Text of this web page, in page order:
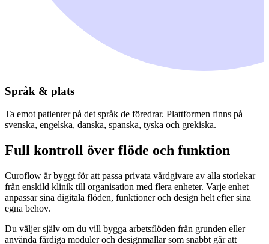
Språk & plats
Ta emot patienter på det språk de föredrar. Plattformen finns på
svenska, engelska, danska, spanska, tyska och grekiska.
Full kontroll över flöde och funktion
Curoflow är byggt för att passa privata vårdgivare av alla storlekar –
från enskild klinik till organisation med flera enheter. Varje enhet
anpassar sina digitala flöden, funktioner och design helt efter sina
egna behov.
Du väljer själv om du vill bygga arbetsflöden från grunden eller
använda färdiga moduler och designmallar som snabbt går att